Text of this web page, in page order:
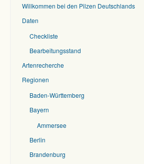
Willkommen bei den Pilzen Deutschlands
Daten
Checkliste
Bearbeitungsstand
Artenrecherche
Regionen
Baden-Württemberg
Bayern
Ammersee
Berlin
Brandenburg